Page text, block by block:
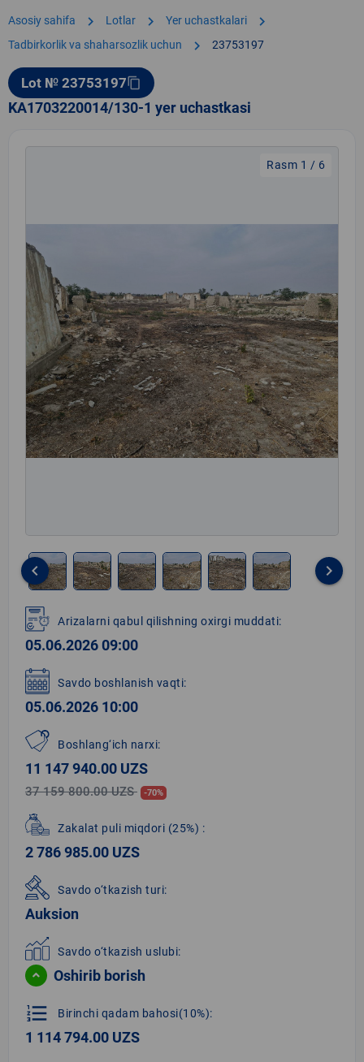
Asosiy sahifa chevron_right Lotlar chevron_right Yer uchastkalari chevron_right
Tadbirkorlik va shaharsozlik uchun chevron_right 23753197
Lot № 23753197content_copy
KA1703220014/130-1 yer uchastkasi
Rasm 1 / 6
1
of
6
keyboard_arrow_left keyboard_arrow_right
Arizalarni qabul qilishning oxirgi muddati:
05.06.2026 09:00
Savdo boshlanish vaqti:
05.06.2026 10:00
Boshlang‘ich narxi:
11 147 940.00 UZS
37 159 800.00 UZS -70%
Zakalat puli miqdori (25%) :
2 786 985.00 UZS
Savdo o‘tkazish turi:
Auksion
Savdo o‘tkazish uslubi:
Oshirib borish
format_list_numbered Birinchi qadam bahosi(10%):
1 114 794.00 UZS